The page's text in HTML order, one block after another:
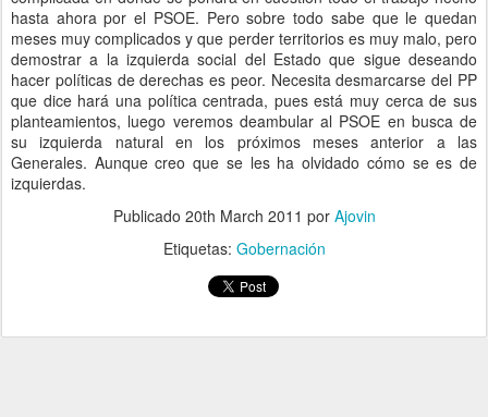
hasta ahora por el PSOE. Pero sobre todo sabe que le quedan
meses muy complicados y que perder territorios es muy malo, pero
demostrar a la izquierda social del Estado que sigue deseando
hacer políticas de derechas es peor. Necesita desmarcarse del PP
que dice hará una política centrada, pues está muy cerca de sus
planteamientos, luego veremos deambular al PSOE en busca de
su izquierda natural en los próximos meses anterior a las
Generales. Aunque creo que se les ha olvidado cómo se es de
izquierdas.
Publicado 20th March 2011 por Ajovin
Etiquetas: Gobernación